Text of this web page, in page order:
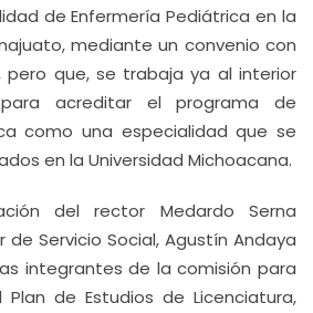
de Enfermería Pediátrica en la
mediante un convenio con
pero que, se trabaja ya al interior
acreditar el programa de
como una especialidad que se
en la Universidad Michoacana.
del rector Medardo Serna
de Servicio Social, Agustín Andaya
integrantes de la comisión para
de Estudios de Licenciatura,